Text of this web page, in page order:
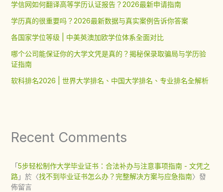
学信网如何翻译高等学历认证报告？2026最新申请指南
学历真的很重要吗？2026最新数据与真实案例告诉你答案
各国家学位等级 | 中美英澳加欧学位体系全面对比
哪个公司能保证你的大学文凭是真的？揭秘保录取骗局与学历验
证指南
软科排名2026 | 世界大学排名、中国大学排名、专业排名全解析
Recent Comments
「5步轻松制作大学毕业证书：合法补办与注意事项指南 - 文凭之
路」於〈找不到毕业证书怎么办？完整解决方案与应急指南〉發
佈留言